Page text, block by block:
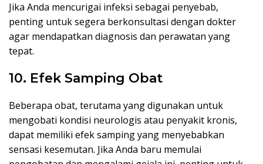
Jika Anda mencurigai infeksi sebagai penyebab,
penting untuk segera berkonsultasi dengan dokter
agar mendapatkan diagnosis dan perawatan yang
tepat.
10. Efek Samping Obat
Beberapa obat, terutama yang digunakan untuk
mengobati kondisi neurologis atau penyakit kronis,
dapat memiliki efek samping yang menyebabkan
sensasi kesemutan. Jika Anda baru memulai